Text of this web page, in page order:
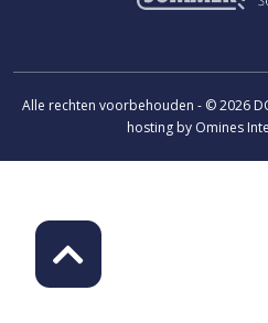
Alle rechten voorbehouden - © 2026
hosting by Omines